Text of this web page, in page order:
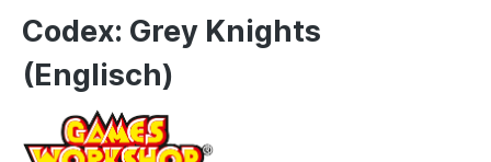
Codex: Grey Knights
(Englisch)